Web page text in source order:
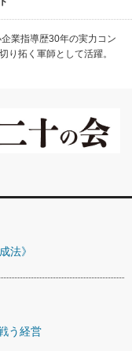
業指導歴30年の実力コン
り拓く軍師として活躍。
法》
う経営